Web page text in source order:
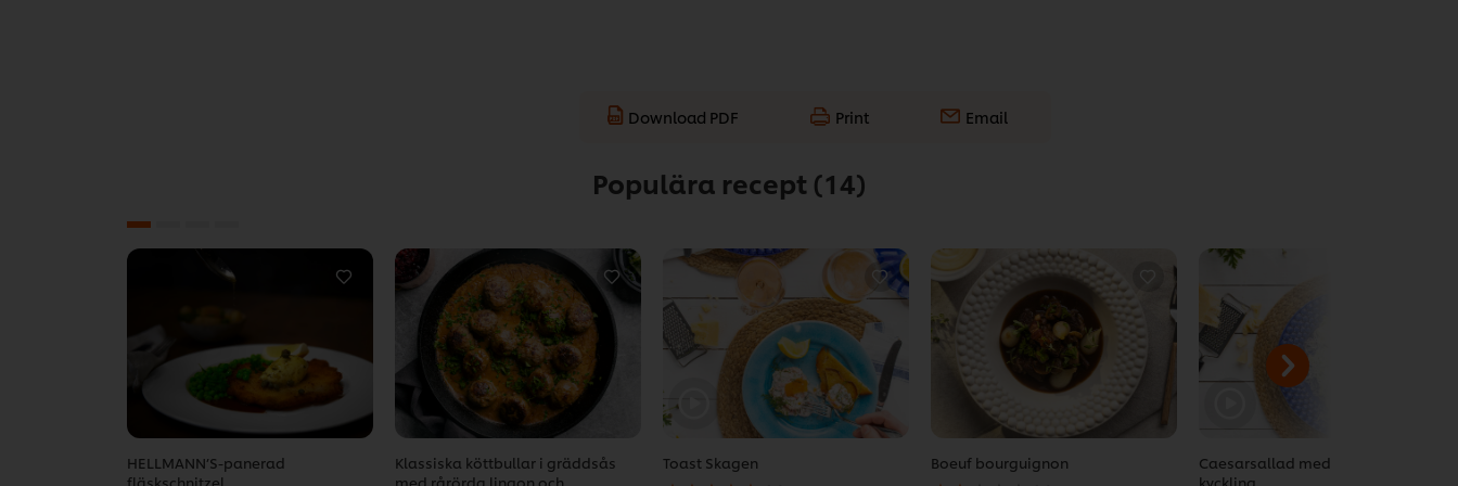
Download PDF Print Email
Populära recept (14)
HELLMANN’S-panerad
Klassiska köttbullar i gräddsås
Toast Skagen
Det
Boeuf bourguignon
Det
Caesarsallad med friterad